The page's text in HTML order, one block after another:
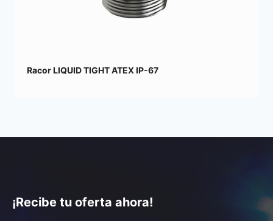
Racor LIQUID TIGHT ATEX IP-67
¡Recibe tu oferta ahora!